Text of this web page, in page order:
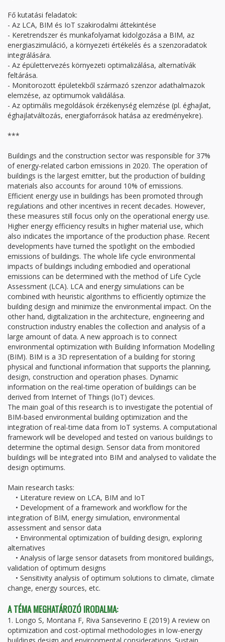
Fő kutatási feladatok:
- Az LCA, BIM és IoT szakirodalmi áttekintése
- Keretrendszer és munkafolyamat kidolgozása a BIM, az
energiaszimuláció, a környezeti értékelés és a szenzoradatok
integrálására.
- Az épülettervezés környezeti optimalizálása, alternatívák
feltárása.
- Monitorozott épületekből származó szenzor adathalmazok
elemzése, az optimumok validálása.
- Az optimális megoldások érzékenység elemzése (pl. éghajlat,
éghajlatváltozás, energiaforrások hatása az eredményekre).
***
Buildings and the construction sector was responsible for 37%
of energy-related carbon emissions in 2020. The operation of
buildings is the largest emitter, but the production of building
materials also accounts for around 10% of emissions.
Efficient energy use in buildings has been promoted through
regulations and other incentives in recent decades. However,
these measures still focus only on the operational energy use.
Higher energy efficiency results in higher material use, which
also indicates the importance of the production phase. Recent
developments have turned the spotlight on the embodied
emissions of buildings. The whole life cycle environmental
impacts of buildings including embodied and operational
emissions can be determined with the method of Life Cycle
Assessment (LCA). LCA and energy simulations can be
combined with heuristic algorithms to efficiently optimize the
building design and minimize the environmental impact. On the
other hand, digitalization in the architecture, engineering and
construction industry enables the collection and analysis of a
large amount of data. A new approach is to connect
environmental optimization with Building Information Modelling
(BIM). BIM is a 3D representation of a building for storing
physical and functional information that supports the planning,
design, construction and operation phases. Dynamic
information on the real-time operation of buildings can be
derived from Internet of Things (IoT) devices.
The main goal of this research is to investigate the potential of
BIM-based environmental building optimization and the
integration of real-time data from IoT systems. A computational
framework will be developed and tested on various buildings to
determine the optimal design. Sensor data from monitored
buildings will be integrated into BIM and analysed to validate the
design optimums.
Main research tasks:
• Literature review on LCA, BIM and IoT
• Development of a framework and workflow for the
integration of BIM, energy simulation, environmental
assessment and sensor data
• Environmental optimization of building design, exploring
alternatives
• Analysis of large sensor datasets from monitored buildings,
validation of optimum designs
• Sensitivity analysis of optimum solutions to climate, climate
change, energy sources, etc.
A TÉMA MEGHATÁROZÓ IRODALMA:
1. Longo S, Montana F, Riva Sanseverino E (2019) A review on
optimization and cost-optimal methodologies in low-energy